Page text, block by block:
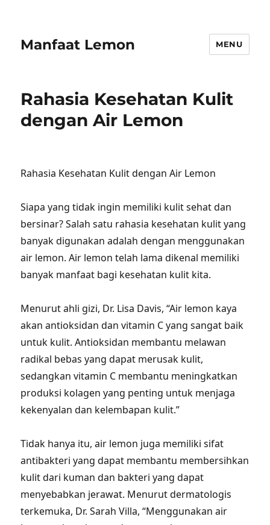
Manfaat Lemon MENU
Rahasia Kesehatan Kulit
dengan Air Lemon
Rahasia Kesehatan Kulit dengan Air Lemon
Siapa yang tidak ingin memiliki kulit sehat dan
bersinar? Salah satu rahasia kesehatan kulit yang
banyak digunakan adalah dengan menggunakan
air lemon. Air lemon telah lama dikenal memiliki
banyak manfaat bagi kesehatan kulit kita.
Menurut ahli gizi, Dr. Lisa Davis, “Air lemon kaya
akan antioksidan dan vitamin C yang sangat baik
untuk kulit. Antioksidan membantu melawan
radikal bebas yang dapat merusak kulit,
sedangkan vitamin C membantu meningkatkan
produksi kolagen yang penting untuk menjaga
kekenyalan dan kelembapan kulit.”
Tidak hanya itu, air lemon juga memiliki sifat
antibakteri yang dapat membantu membersihkan
kulit dari kuman dan bakteri yang dapat
menyebabkan jerawat. Menurut dermatologis
terkemuka, Dr. Sarah Villa, “Menggunakan air